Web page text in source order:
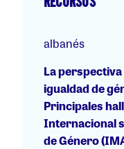
albanés
La
igualdad de
Principales
Internacional
de Género